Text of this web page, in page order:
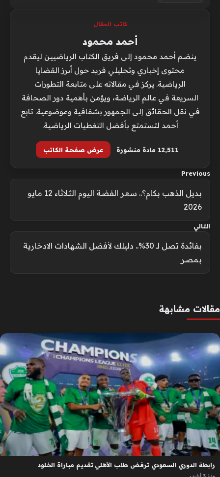
كاتب المقال
أحمد محمود
ينضم أحمد محمود إلى فريق الكتاب الرياضيين ليقدم
محتوى إخباري وتحليلي فريد حول أبرز القضايا
الرياضية. يركز في مقالاته على متابعة التطورات
السريعة في عالم الرياضة، ويؤمن بأهمية دور الصحافة
في نقل الحقائق إلى الجمهور بشفافية وموضوعية. تابع
أحمد لتستمتع بأفضل التغطيات الرياضية.
12٬511 مادة منشورة عرض صفحة الكاتب
Previous
بديل الذهب بكام؟.. سعر الفضة اليوم الثلاثاء 12 مايو
2026
التالي
بفائدة تصل لـ 30%.. دليلك لأفضل الشهادات الادخارية
بمصر
مقالات مشابهة
رابطة الدوري السعودي ترفض طلب الأهلي تقديم مباراة الخلود